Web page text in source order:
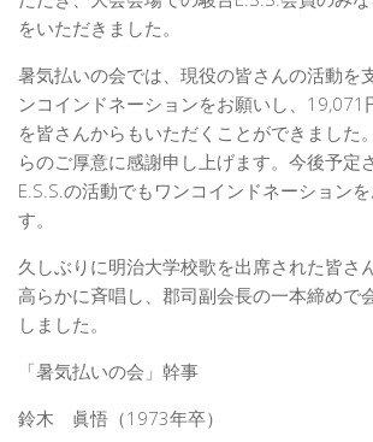
をいただきました。
暑気払いの会では、現役の皆さんの活動を
ンコインドネーションをお願いし、19,071
を皆さんからもいただくことができました
らのご厚意に感謝申し上げます。今後予定
E.S.S.の活動でもワンコインドネーション
す。
久しぶりに明治大学校歌を出席された皆さ
高らかに斉唱し、郡司副会長の一本締めで
しました。
「暑気払いの会」幹事
鈴木 眞悟（1973年卒）